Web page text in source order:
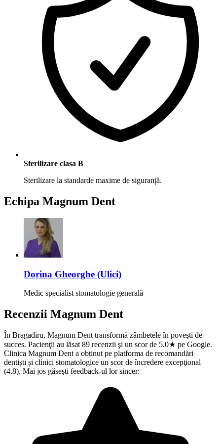
Sterilizare clasa B
Sterilizare la standarde maxime de siguranță.
Echipa Magnum Dent
Dorina Gheorghe (Ulici)
Medic specialist stomatologie generală
Recenzii Magnum Dent
În Bragadiru, Magnum Dent transformă zâmbetele în poveşti de
succes. Pacienţii au lăsat 89 recenzii şi un scor de 5.0★ pe Google.
Clinica Magnum Dent a obținut pe platforma de recomandări
dentiști și clinici stomatologice un scor de încredere excepţional
(4.8). Mai jos găseşti feedback-ul lor sincer: